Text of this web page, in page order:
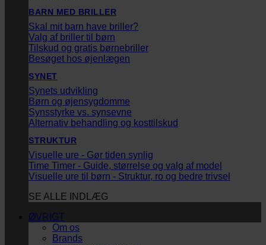
BARN MED BRILLER
Skal mit barn have briller?
Valg af briller til børn
Tilskud og gratis børnebriller
Besøget hos øjenlægen
SYNET
Synets udvikling
Børn og øjensygdomme
Synsstyrke vs. synsevne
Alternativ behandling og kosttilskud
STRUKTUR
Visuelle ure - Gør tiden synlig
Time Timer - Guide, størrelse og valg af model
Visuelle ure til børn - Struktur, ro og bedre trivsel
SE ALLE INDLÆG
ØVRIGT
Om os
Brands